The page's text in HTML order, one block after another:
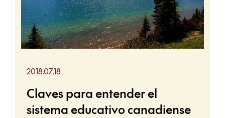
2018.07.18
Claves para entender el
sistema educativo canadiense